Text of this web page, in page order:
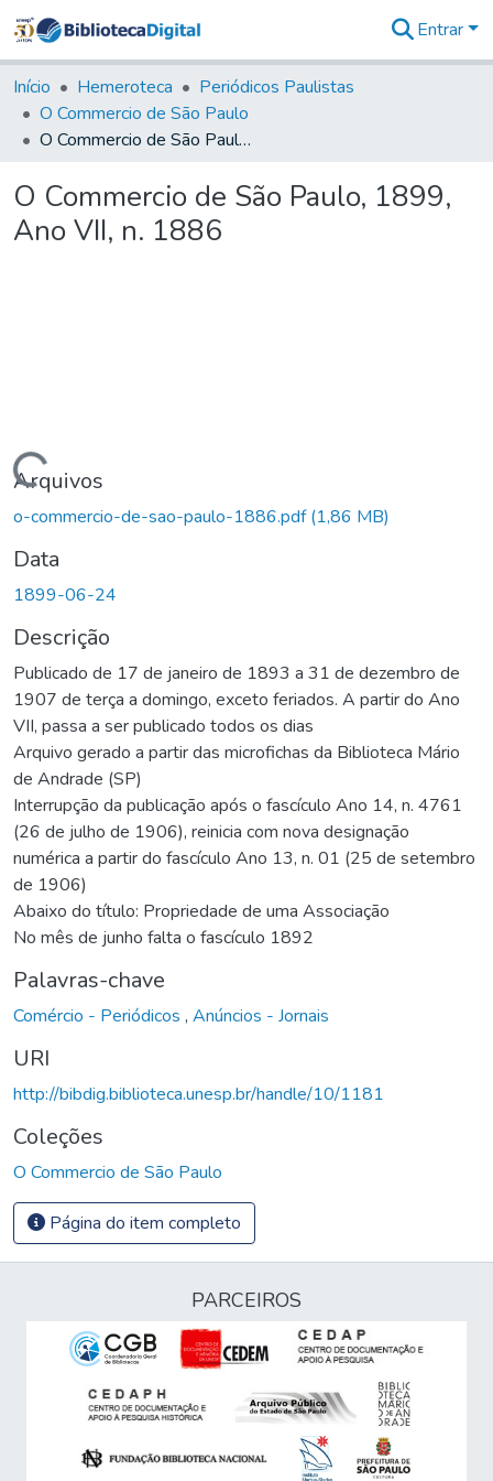
&
Coleções
Tudo na
Biblioteca
Estatísticas
Entrar
Início Hemeroteca
Periódicos Paulistas
O Commercio de São Paulo
O Commercio de São Paulo, 1899, Ano VII, n. 1886
O Commercio de São Paulo, 1899,
Ano VII, n. 1886
Carregando...
Arquivos
o-commercio-de-sao-paulo-1886.pdf(1,86 MB)
Data
1899-06-24
Descrição
Publicado de 17 de janeiro de 1893 a 31 de dezembro de
1907 de terça a domingo, exceto feriados. A partir do Ano
VII, passa a ser publicado todos os dias
Arquivo gerado a partir das microfichas da Biblioteca Mário
de Andrade (SP)
Interrupção da publicação após o fascículo Ano 14, n. 4761
(26 de julho de 1906), reinicia com nova designação
numérica a partir do fascículo Ano 13, n. 01 (25 de setembro
de 1906)
Abaixo do título: Propriedade de uma Associação
No mês de junho falta o fascículo 1892
Palavras-chave
Comércio - Periódicos , Anúncios - Jornais
URI
http://bibdig.biblioteca.unesp.br/handle/10/1181
Coleções
O Commercio de São Paulo
Página do item completo
PARCEIROS